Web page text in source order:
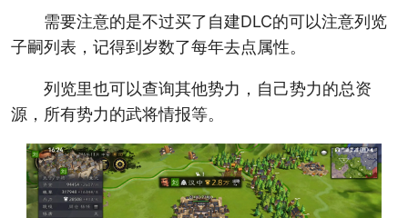
需要注意的是不过买了自建DLC的可以注意列览
子嗣列表，记得到岁数了每年去点属性。
列览里也可以查询其他势力，自己势力的总资
源，所有势力的武将情报等。